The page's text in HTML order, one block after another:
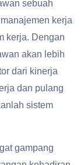
sebuah
kerja
kerja. Dengan
akan lebih
dari kinerja
dan pulang
sistem
gampang